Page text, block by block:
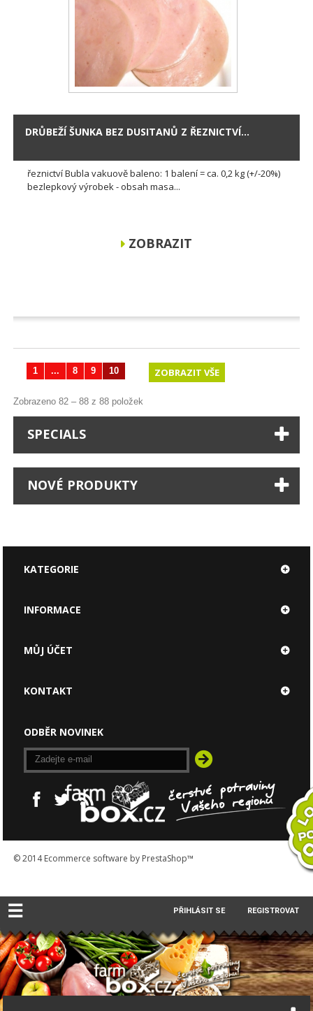
DRŮBEŽÍ ŠUNKA BEZ DUSITANŮ Z ŘEZNICTVÍ...
řeznictví Bubla vakuově baleno: 1 balení = ca. 0,2 kg (+/-20%)
bezlepkový výrobek - obsah masa...
ZOBRAZIT
ZOBRAZIT VŠE
1 ... 8 9 10
Zobrazeno 82 – 88 z 88 položek
SPECIALS
NOVÉ PRODUKTY
KATEGORIE
INFORMACE
© 2014Ecommerce software by PrestaShop™
MŮJ ÚČET
KONTAKT
ODBĚR NOVINEK
☰ PŘIHLÁSIT SE REGISTROVAT